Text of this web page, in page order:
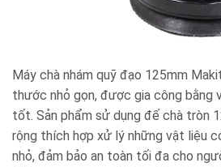
Máy chà nhám quỹ đạo 125mm
thước nhỏ gọn, được gia công bằng
tốt. Sản phẩm sử dụng đế chà tròn
rộng thích hợp xử lý những vật liệu
nhỏ, đảm bảo an toàn tối đa cho